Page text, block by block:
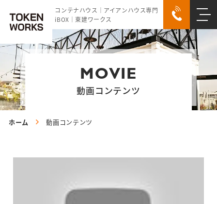
コンテナハウス｜アイアンハウス専門
iBOX｜東建ワークス
MOVIE
動画コンテンツ
ホーム 動画コンテンツ